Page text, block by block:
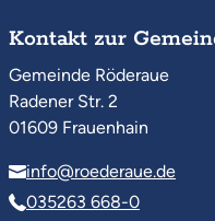
Kontakt zur
Gemeinde Röderaue
Radener Str. 2
01609 Frauenhain
info@roederaue.de
035263 668-0